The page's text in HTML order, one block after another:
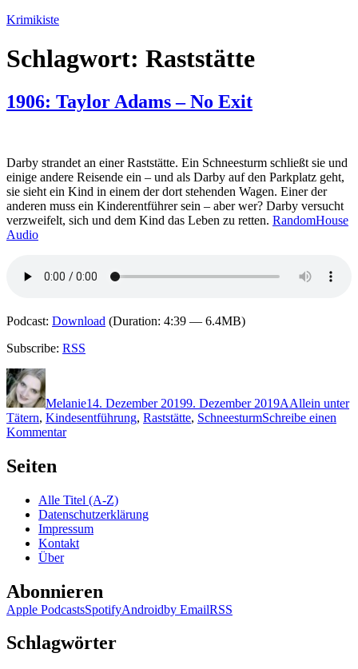
Zum
springen
Krimikiste
Schlagwort: Raststätte
1906: Taylor Adams – No Exit
Darby strandet an einer Raststätte. Ein Schneesturm schließt sie und
einige andere Reisende ein – und als Darby auf den Parkplatz geht,
sie sieht ein Kind in einem der dort stehenden Wagen. Einer der
anderen muss ein Kinderentführer sein – aber wer? Darby versucht
verzweifelt, sich und dem Kind das Leben zu retten. RandomHouse
Audio
Podcast: Download (Duration: 4:39 — 6.4MB)
Subscribe: RSS
Autor
Melanie14. Dezember 20199. Dezember 2019AAllein unter
Tätern, Kindesentführung, Raststätte, SchneesturmSchreibe einen
Kommentarzu
No
Exit
Seiten
Alle Titel (A-Z)
Datenschutzerklärung
Impressum
Kontakt
Über
Abonnieren
Apple PodcastsSpotifyAndroidby EmailRSS
Schlagwörter